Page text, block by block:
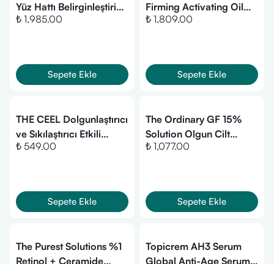
Yüz Hattı Belirginleştirici
Serum 30 ml
₺ 1,985.00
Sepete Ekle
Firming Activating Oil
Serum 30 ml
₺ 1,809.00
Sepete Ekle
THE CEEL Dolgunlaştırıcı
ve Sıkılaştırıcı Etkili
Kolajen Serum
₺ 549.00
Sepete Ekle
The Ordinary GF 15%
Solution Olgun Cilt
Destek Solüsyonu 30 ml
₺ 1,077.00
Sepete Ekle
The Purest Solutions %1
Retinol + Ceramide
Topicrem AH3 Serum
Global Anti-Age Serum